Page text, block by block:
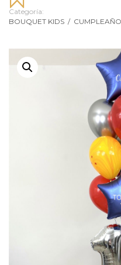
Categoría:
BOUQUET KIDS /